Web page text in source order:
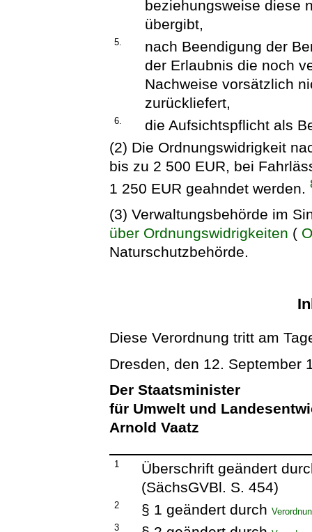
beziehungsweise diese
übergibt,
5.
nach Beendigung der
der Erlaubnis die noch
Nachweise vorsätzlich
zurückliefert,
6.
die Aufsichtspflicht als
(2) Die Ordnungswidrigkeit
bis zu 2 500 EUR, bei
1 250 EUR geahndet werden.
(3) Verwaltungsbehörde im
über Ordnungswidrigkeiten (
Naturschutzbehörde.
Diese Verordnung tritt am
Dresden, den 12. September
Der Staatsminister
für Umwelt und
Arnold Vaatz
1
Überschrift geändert
(SächsGVBl. S. 454)
2 § 1 geändert durch
3